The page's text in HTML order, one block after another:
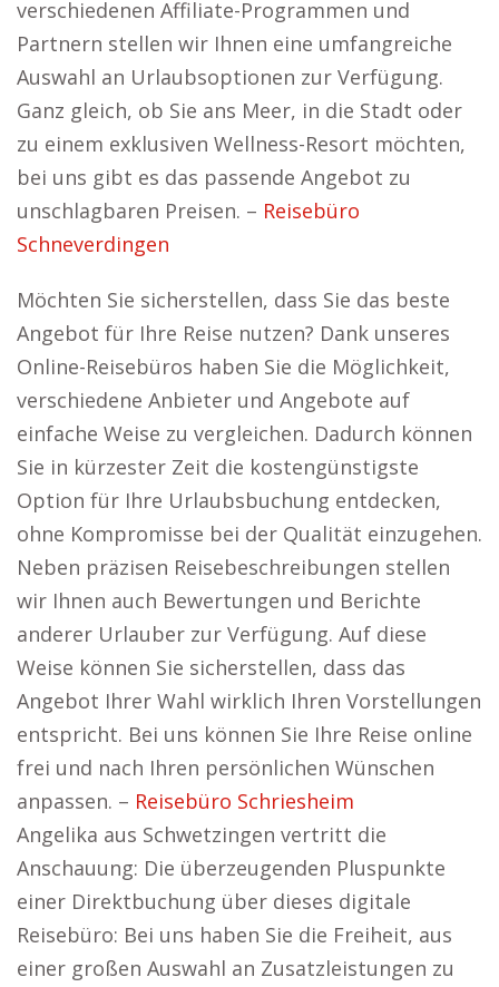
verschiedenen Affiliate-Programmen und
Partnern stellen wir Ihnen eine umfangreiche
Auswahl an Urlaubsoptionen zur Verfügung.
Ganz gleich, ob Sie ans Meer, in die Stadt oder
zu einem exklusiven Wellness-Resort möchten,
bei uns gibt es das passende Angebot zu
unschlagbaren Preisen. – Reisebüro
Schneverdingen
Möchten Sie sicherstellen, dass Sie das beste
Angebot für Ihre Reise nutzen? Dank unseres
Online-Reisebüros haben Sie die Möglichkeit,
verschiedene Anbieter und Angebote auf
einfache Weise zu vergleichen. Dadurch können
Sie in kürzester Zeit die kostengünstigste
Option für Ihre Urlaubsbuchung entdecken,
ohne Kompromisse bei der Qualität einzugehen.
Neben präzisen Reisebeschreibungen stellen
wir Ihnen auch Bewertungen und Berichte
anderer Urlauber zur Verfügung. Auf diese
Weise können Sie sicherstellen, dass das
Angebot Ihrer Wahl wirklich Ihren Vorstellungen
entspricht. Bei uns können Sie Ihre Reise online
frei und nach Ihren persönlichen Wünschen
anpassen. – Reisebüro Schriesheim
Angelika aus Schwetzingen vertritt die
Anschauung: Die überzeugenden Pluspunkte
einer Direktbuchung über dieses digitale
Reisebüro: Bei uns haben Sie die Freiheit, aus
einer großen Auswahl an Zusatzleistungen zu